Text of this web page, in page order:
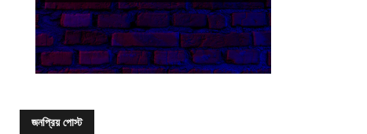
জনপ্রিয় পোস্ট